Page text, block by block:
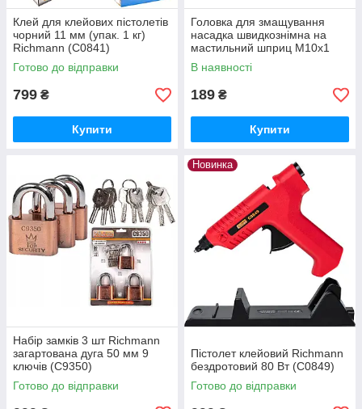
Клей для клейових пістолетів
чорний 11 мм (упак. 1 кг)
Richmann (C0841)
Готово до відправки
799 ₴
Купити
Головка для змащування
насадка швидкознімна на
мастильний шприц M10x1
Richmann (C0781)
В наявності
189 ₴
Купити
Набір замків 3 шт Richmann
загартована дуга 50 мм 9
ключів (C9350)
Готово до відправки
Новинка
Пістолет клейовий Richmann
бездротовий 80 Вт (C0849)
Готово до відправки